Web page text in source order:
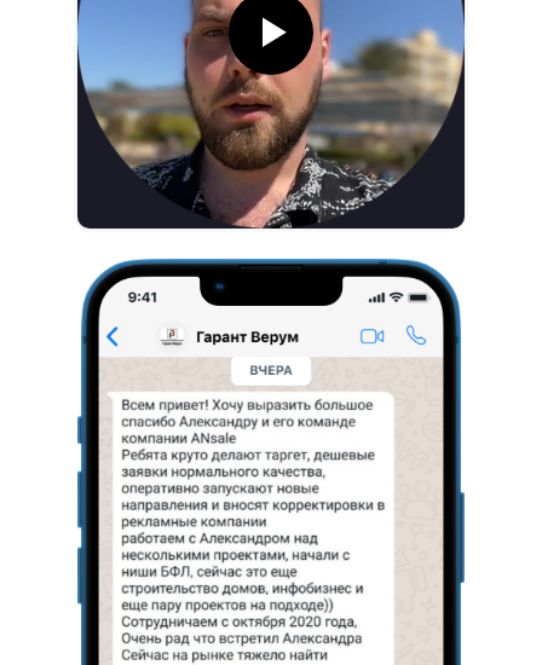
Нажимая на кнопку, вы даете согласие на обработку своих
персональных данных
Политика конфиденциальности